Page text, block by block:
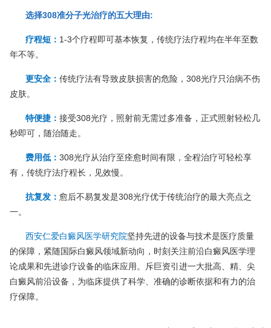
选择308准分子光治疗的五大理由:
疗程短： 1-3个疗程即可基本恢复，传统疗法疗程均在半年至数
年不等。
更安全： 传统疗法有导致皮肤损害的危险，308光疗只治病不伤
皮肤。
特便捷： 接受308光疗，照射前无需过多准备，正式照射轻松几
秒即可，随治随走。
费用低： 308光疗从治疗至痊愈时间有限，全程治疗可轻松享
有，传统疗法疗程长，见效慢。
抗复发： 愈后不易复发是308光疗优于传统治疗的最大亮点之
一。
西安仁爱白癜风医学研究院坚持先进的设备与技术是医疗质量
的保障，紧随国际白癜风领域新动向，时刻关注前沿白癜风医学理
论成果和先进诊疗设备的临床应用。斥巨资引进一大批高、精、尖
白癜风前沿设备，为临床提供了科学、准确的诊断依据和有力的治
疗保障。